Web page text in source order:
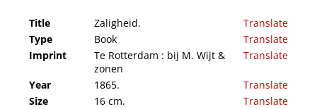
Title Zaligheid.
Translate
Type
Book
Translate
Imprint
Te Rotterdam : bij M. Wijt &
zonen
Translate
Year 1865.
Translate
Size
16 cm.
Translate